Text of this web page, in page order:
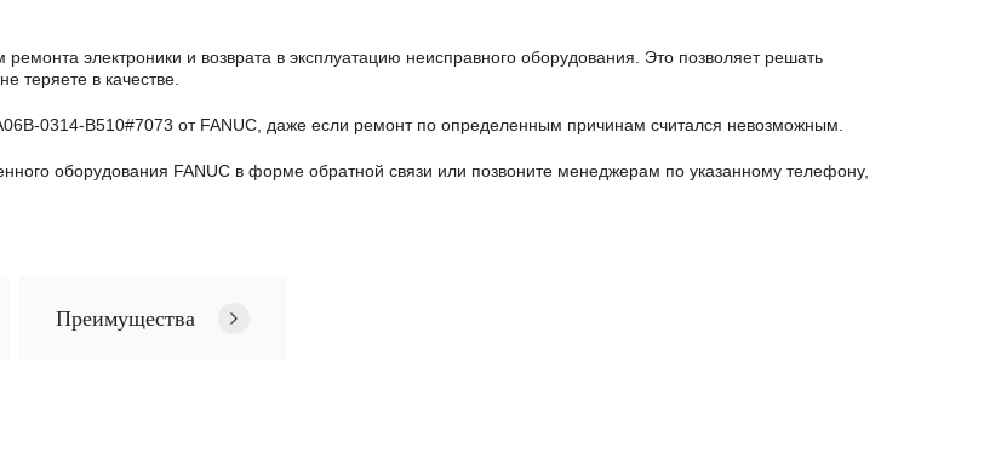
электроники и возврата в эксплуатацию неисправного оборудования. Это позволяет решать
теряете в качестве.
0314-B510#7073 от FANUC, даже если ремонт по определенным причинам считался невозможным.
оборудования FANUC в формe обратной связи или позвоните менеджерам по указанному телефону,
Преимущества